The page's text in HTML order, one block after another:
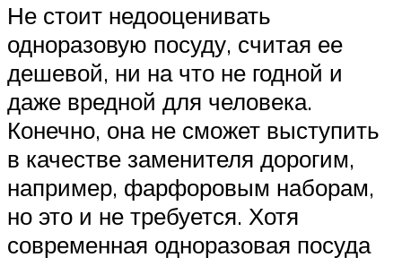
Не стоит недооценивать
одноразовую посуду, считая ее
дешевой, ни на что не годной и
даже вредной для человека.
Конечно, она не сможет выступить
в качестве заменителя дорогим,
например, фарфоровым наборам,
но это и не требуется. Хотя
современная одноразовая посуда